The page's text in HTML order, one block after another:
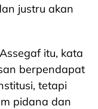
justru akan
itu, kata
berpendapat
tetapi
pidana dan